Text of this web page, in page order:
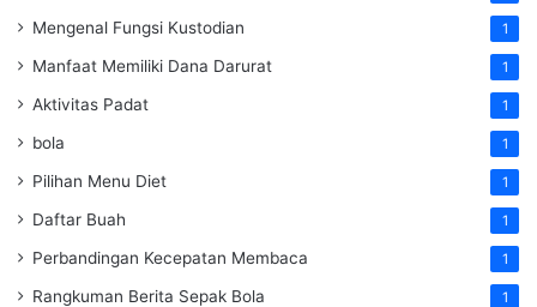
Mengenal Fungsi Kustodian 1
Manfaat Memiliki Dana Darurat 1
Aktivitas Padat 1
bola 1
Pilihan Menu Diet 1
Daftar Buah 1
Perbandingan Kecepatan Membaca 1
Rangkuman Berita Sepak Bola 1